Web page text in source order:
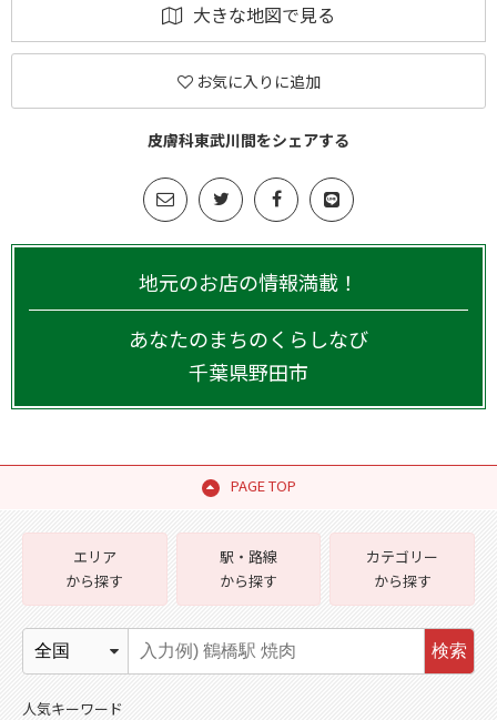
大きな地図で見る
お気に入りに追加
皮膚科東武川間をシェアする
地元のお店の情報満載！
あなたのまちのくらしなび
千葉県野田市
PAGE TOP
エリア
から探す
駅・路線
から探す
カテゴリー
から探す
検索
人気キーワード